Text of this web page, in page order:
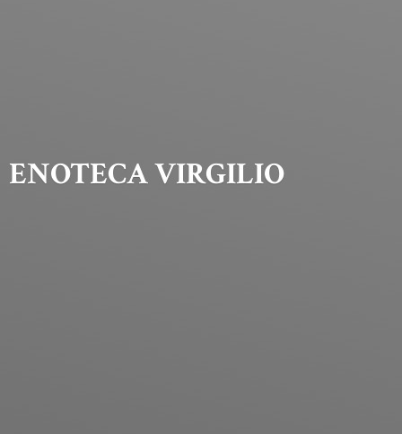
ENOTECA VIRGILIO